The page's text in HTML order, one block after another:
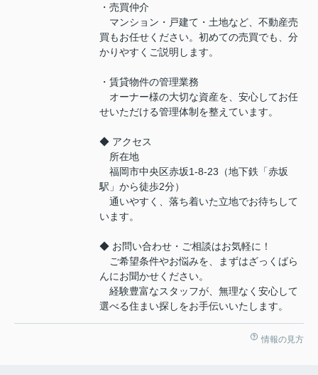
・売買仲介
マンション・戸建て・土地など、不動産売
買もお任せください。初めての売買でも、分
かりやすくご説明します。
・賃貸物件の管理業務
オーナー様の大切な資産を、安心してお任
せいただける管理体制を整えています。
◆ アクセス
所在地
福岡市中央区赤坂1-8-23（地下鉄「赤坂
駅」から徒歩2分）
通いやすく、落ち着いた立地でお待ちして
います。
◆ お問い合わせ・ご相談はお気軽に！
ご希望条件やお悩みを、まずはざっくばら
んにお聞かせください。
経験豊富なスタッフが、無理なく安心して
選べる住まい探しをお手伝いいたします。
情報の見方